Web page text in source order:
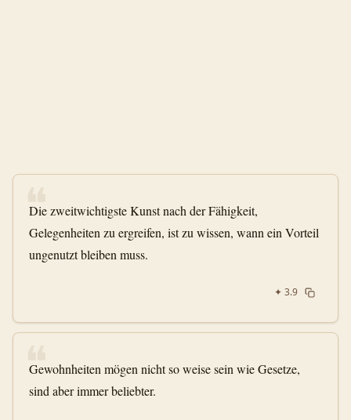
❝
Die zweitwichtigste Kunst nach der Fähigkeit,
Gelegenheiten zu ergreifen, ist zu wissen, wann ein Vorteil
ungenutzt bleiben muss.
✦ 3.9
❝
Gewohnheiten mögen nicht so weise sein wie Gesetze,
sind aber immer beliebter.